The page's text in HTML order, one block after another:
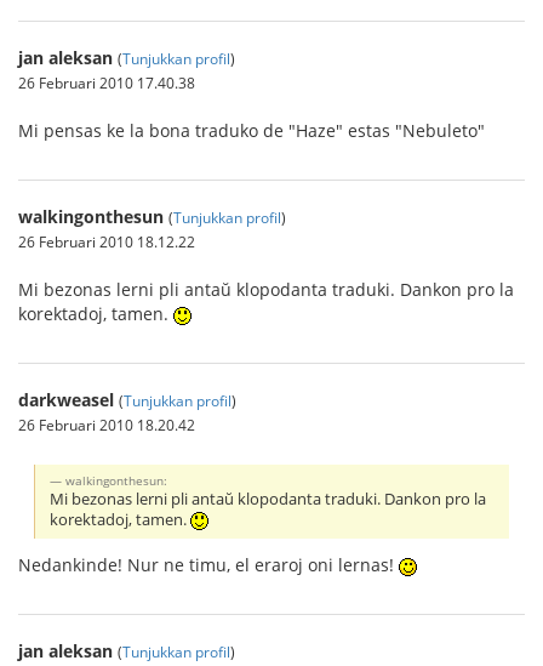
jan aleksan (Tunjukkan profil)
26 Februari 2010 17.40.38
Mi pensas ke la bona traduko de "Haze" estas "Nebuleto"
walkingonthesun (Tunjukkan profil)
26 Februari 2010 18.12.22
Mi bezonas lerni pli antaŭ klopodanta traduki. Dankon pro la
korektadoj, tamen.
darkweasel (Tunjukkan profil)
26 Februari 2010 18.20.42
walkingonthesun:
Mi bezonas lerni pli antaŭ klopodanta traduki. Dankon pro la
korektadoj, tamen.
Nedankinde! Nur ne timu, el eraroj oni lernas!
jan aleksan (Tunjukkan profil)